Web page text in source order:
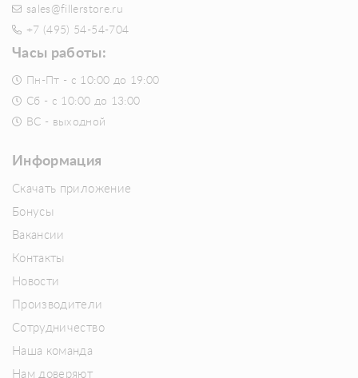
sales@fillerstore.ru
+7 (495) 54-54-704
Часы работы:
Пн-Пт - с 10:00 до 19:00
Сб - с 10:00 до 13:00
ВС - выходной
Информация
Скачать приложение
Бонусы
Вакансии
Контакты
Новости
Производители
Сотрудничество
Наша команда
Нам доверяют